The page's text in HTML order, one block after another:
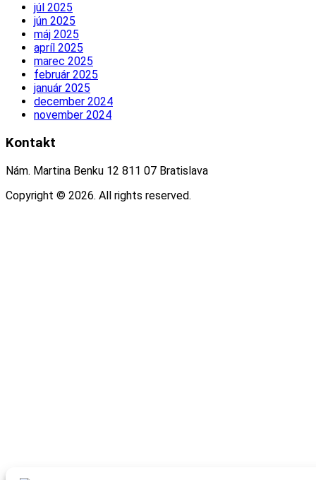
júl 2025
jún 2025
máj 2025
apríl 2025
marec 2025
február 2025
január 2025
december 2024
november 2024
Kontakt
Nám. Martina Benku 12 811 07 Bratislava
Copyright © 2026. All rights reserved.